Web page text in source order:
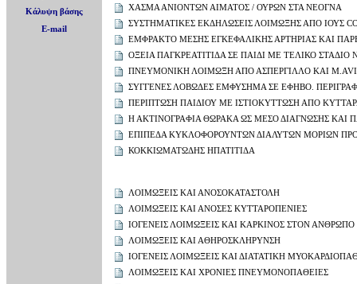
Κάλυψη βάσης
E-mail
ΧΑΣΜΑ ΑΝΙΟΝΤΩΝ ΑΙΜΑΤΟΣ / ΟΥΡΩΝ ΣΤΑ ΝΕΟΓΝΑ
ΣΥΣΤΗΜΑΤΙΚΕΣ ΕΚΔΗΛΩΣΕΙΣ ΛΟΙΜΩΞΗΣ ΑΠΟ ΙΟΥΣ
ΕΜΦΡΑΚΤΟ ΜΕΣΗΣ ΕΓΚΕΦΑΛΙΚΗΣ ΑΡΤΗΡΙΑΣ ΚΑΙ
ΟΞΕΙΑ ΠΑΓΚΡΕΑΤΙΤΙΔΑ ΣΕ ΠΑΙΔΙ ΜΕ ΤΕΛΙΚΟ ΣΤΑΔΙΟ
ΠΝΕΥΜΟΝΙΚΗ ΛΟΙΜΩΞΗ ΑΠΟ ΑΣΠΕΡΓΙΛΛΟ ΚΑΙ
ΣΥΓΓΕΝΕΣ ΛΟΒΩΔΕΣ ΕΜΦΥΣΗΜΑ ΣΕ ΕΦΗΒΟ.
ΠΕΡΙΠΤΩΣΗ ΠΑΙΔΙΟΥ ΜΕ ΙΣΤΙΟΚΥΤΤΩΣΗ ΑΠΟ
Η ΑΚΤΙΝΟΓΡΑΦΙΑ ΘΩΡΑΚΑ ΩΣ ΜΕΣΟ ΔΙΑΓΝΩΣΗΣ
ΕΠΙΠΕΔΑ ΚΥΚΛΟΦΟΡΟΥΝΤΩΝ ΔΙΑΛΥΤΩΝ ΜΟΡΙΩΝ
ΚΟΚΚΙΩΜΑΤΩΔΗΣ ΗΠΑΤΙΤΙΔΑ
ΛΟΙΜΩΞΕΙΣ ΚΑΙ ΑΝΟΣΟΚΑΤΑΣΤΟΛΗ
ΛΟΙΜΩΞΕΙΣ ΚΑΙ ΑΝΟΣΕΣ ΚΥΤΤΑΡΟΠΕΝΙΕΣ
ΙΟΓΕΝΕΙΣ ΛΟΙΜΩΞΕΙΣ ΚΑΙ ΚΑΡΚΙΝΟΣ ΣΤΟΝ ΑΝΘΡΩΠΟ
ΛΟΙΜΩΞΕΙΣ ΚΑΙ ΑΘΗΡΟΣΚΛΗΡΥΝΣΗ
ΙΟΓΕΝΕΙΣ ΛΟΙΜΩΞΕΙΣ ΚΑΙ ΔΙΑΤΑΤΙΚΗ
ΛΟΙΜΩΞΕΙΣ ΚΑΙ ΧΡΟΝΙΕΣ ΠΝΕΥΜΟΝΟΠΑΘΕΙΕΣ